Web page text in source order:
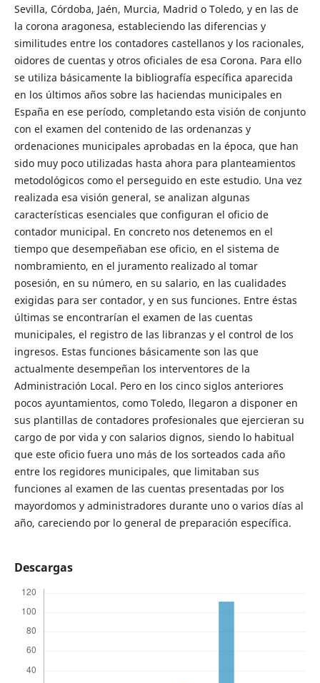
Sevilla, Córdoba, Jaén, Murcia, Madrid o Toledo, y en las de
la corona aragonesa, estableciendo las diferencias y
similitudes entre los contadores castellanos y los racionales,
oidores de cuentas y otros oficiales de esa Corona. Para ello
se utiliza básicamente la bibliografía específica aparecida
en los últimos años sobre las haciendas municipales en
España en ese período, completando esta visión de conjunto
con el examen del contenido de las ordenanzas y
ordenaciones municipales aprobadas en la época, que han
sido muy poco utilizadas hasta ahora para planteamientos
metodológicos como el perseguido en este estudio. Una vez
realizada esa visión general, se analizan algunas
características esenciales que configuran el oficio de
contador municipal. En concreto nos detenemos en el
tiempo que desempeñaban ese oficio, en el sistema de
nombramiento, en el juramento realizado al tomar
posesión, en su número, en su salario, en las cualidades
exigidas para ser contador, y en sus funciones. Entre éstas
últimas se encontrarían el examen de las cuentas
municipales, el registro de las libranzas y el control de los
ingresos. Estas funciones básicamente son las que
actualmente desempeñan los interventores de la
Administración Local. Pero en los cinco siglos anteriores
pocos ayuntamientos, como Toledo, llegaron a disponer en
sus plantillas de contadores profesionales que ejercieran su
cargo de por vida y con salarios dignos, siendo lo habitual
que este oficio fuera uno más de los sorteados cada año
entre los regidores municipales, que limitaban sus
funciones al examen de las cuentas presentadas por los
mayordomos y administradores durante uno o varios días al
año, careciendo por lo general de preparación específica.
Descargas